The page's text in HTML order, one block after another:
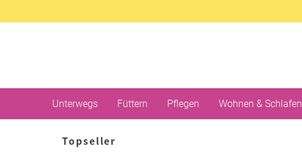
Unterwegs Füttern Pflegen Wohnen & Schlafen
Topseller